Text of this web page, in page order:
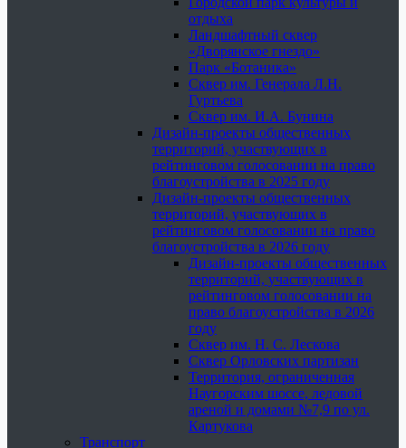
отдыха
Ландшафтный сквер
«Дворянское гнездо»
Парк «Ботаника»
Сквер им. Генерала Л.Н.
Гуртьева
Сквер им. И.А. Бунина
Дизайн-проекты общественных
территорий, участвующих в
рейтинговом голосовании на право
благоустройства в 2025 году
Дизайн-проекты общественных
территорий, участвующих в
рейтинговом голосовании на право
благоустройства в 2026 году
Дизайн-проекты общественных
территорий, участвующих в
рейтинговом голосовании на
право благоустройства в 2026
году
Сквер им. Н. С. Лескова
Сквер Орловских партизан
Территория, ограниченная
Наугорским шоссе, ледовой
ареной и домами №7,9 по ул.
Картукова
Транспорт